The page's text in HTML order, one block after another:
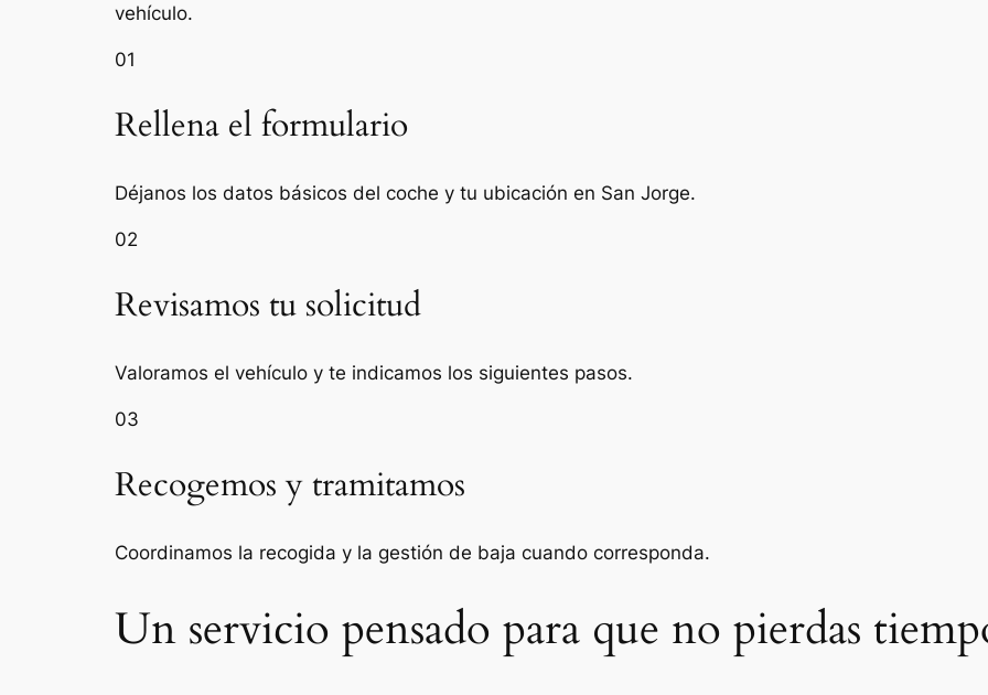
vehículo.
01
Rellena el formulario
Déjanos los datos básicos del coche y tu ubicación en San Jorge.
02
Revisamos tu solicitud
Valoramos el vehículo y te indicamos los siguientes pasos.
03
Recogemos y tramitamos
Coordinamos la recogida y la gestión de baja cuando corresponda.
Un servicio pensado para que no pierdas